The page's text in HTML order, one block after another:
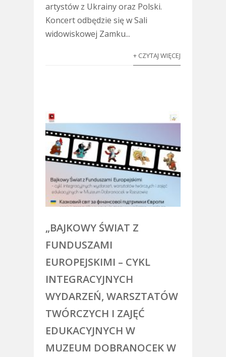
artystów z Ukrainy oraz Polski.
Koncert odbędzie się w Sali
widowiskowej Zamku...
+ CZYTAJ WIĘCEJ
„BAJKOWY ŚWIAT Z
FUNDUSZAMI
EUROPEJSKIMI – CYKL
INTEGRACYJNYCH
WYDARZEŃ, WARSZTATÓW
TWÓRCZYCH I ZAJĘĆ
EDUKACYJNYCH W
MUZEUM DOBRANOCEK W